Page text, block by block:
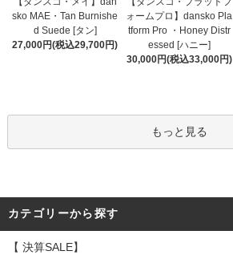
sko MAE・Tan Burnishe
d Suede [タン]
27,000円(税込29,700円)
ォームプロ】dansko Pla
tform Pro ・Honey Distr
essed [ハニー]
30,000円(税込33,000円)
もっと見る
カテゴリーから探す
【 決算SALE】